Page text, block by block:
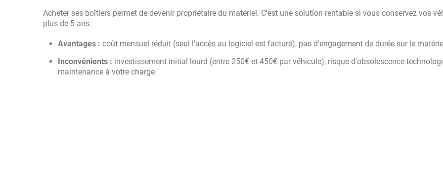
Acheter ses boîtiers permet de devenir propriétaire du matériel. C'est une solution rentable si vous conservez vos
plus de 5 ans.
Avantages : coût mensuel réduit (seul l'accès au logiciel est facturé), pas d'engagement de durée sur le
Inconvénients : investissement initial lourd (entre 250€ et 450€ par véhicule), risque d'obsolescence
maintenance à votre charge.